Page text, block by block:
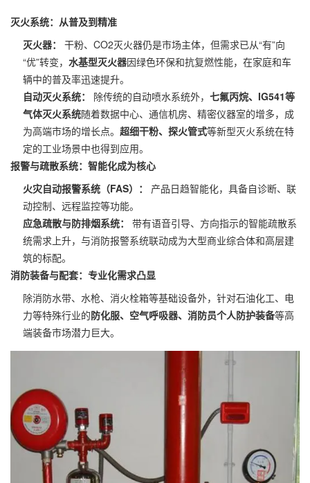
灭火系统：从普及到精准
灭火器：
干粉、CO2灭火器仍是市场主体，但需求已从“有”向
“优”转变， 水基型灭火器因绿色环保和抗复燃性能，在家庭和车
辆中的普及率迅速提升。
自动灭火系统：
除传统的自动喷水系统外， 七氟丙烷、IG541等
气体灭火系统随着数据中心、通信机房、精密仪器室的增多，成
为高端市场的增长点。 超细干粉、探火管式等新型灭火系统在特
定的工业场景中也得到应用。
报警与疏散系统：智能化成为核心
火灾自动报警系统（FAS）：
产品日趋智能化，具备自诊断、联
动控制、远程监控等功能。
应急疏散与防排烟系统：
带有语音引导、方向指示的智能疏散系
统需求上升，与消防报警系统联动成为大型商业综合体和高层建
筑的标配。
消防装备与配套：专业化需求凸显
除消防水带、水枪、消火栓箱等基础设备外，针对石油化工、电
力等特殊行业的防化服、空气呼吸器、消防员个人防护装备等高
端装备市场潜力巨大。